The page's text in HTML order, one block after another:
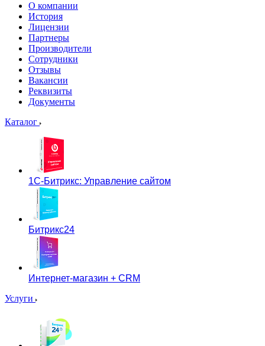
О компании
История
Лицензии
Партнеры
Производители
Сотрудники
Отзывы
Вакансии
Реквизиты
Документы
Каталог
1С-Битрикс: Управление сайтом
Битрикс24
Интернет-магазин + CRM
Услуги